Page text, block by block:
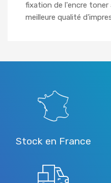
fixation de l'encre toner
meilleure qualité
Stock en France